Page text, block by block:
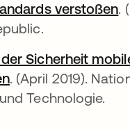
verstoßen.
Sicherheit
wird in einer
. (April 2019).
Technologie.